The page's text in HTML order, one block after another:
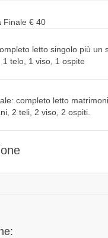
Finale € 40
letto singolo più un
1 telo, 1 viso, 1 ospite
completo letto
2 teli, 2 viso, 2 ospiti.